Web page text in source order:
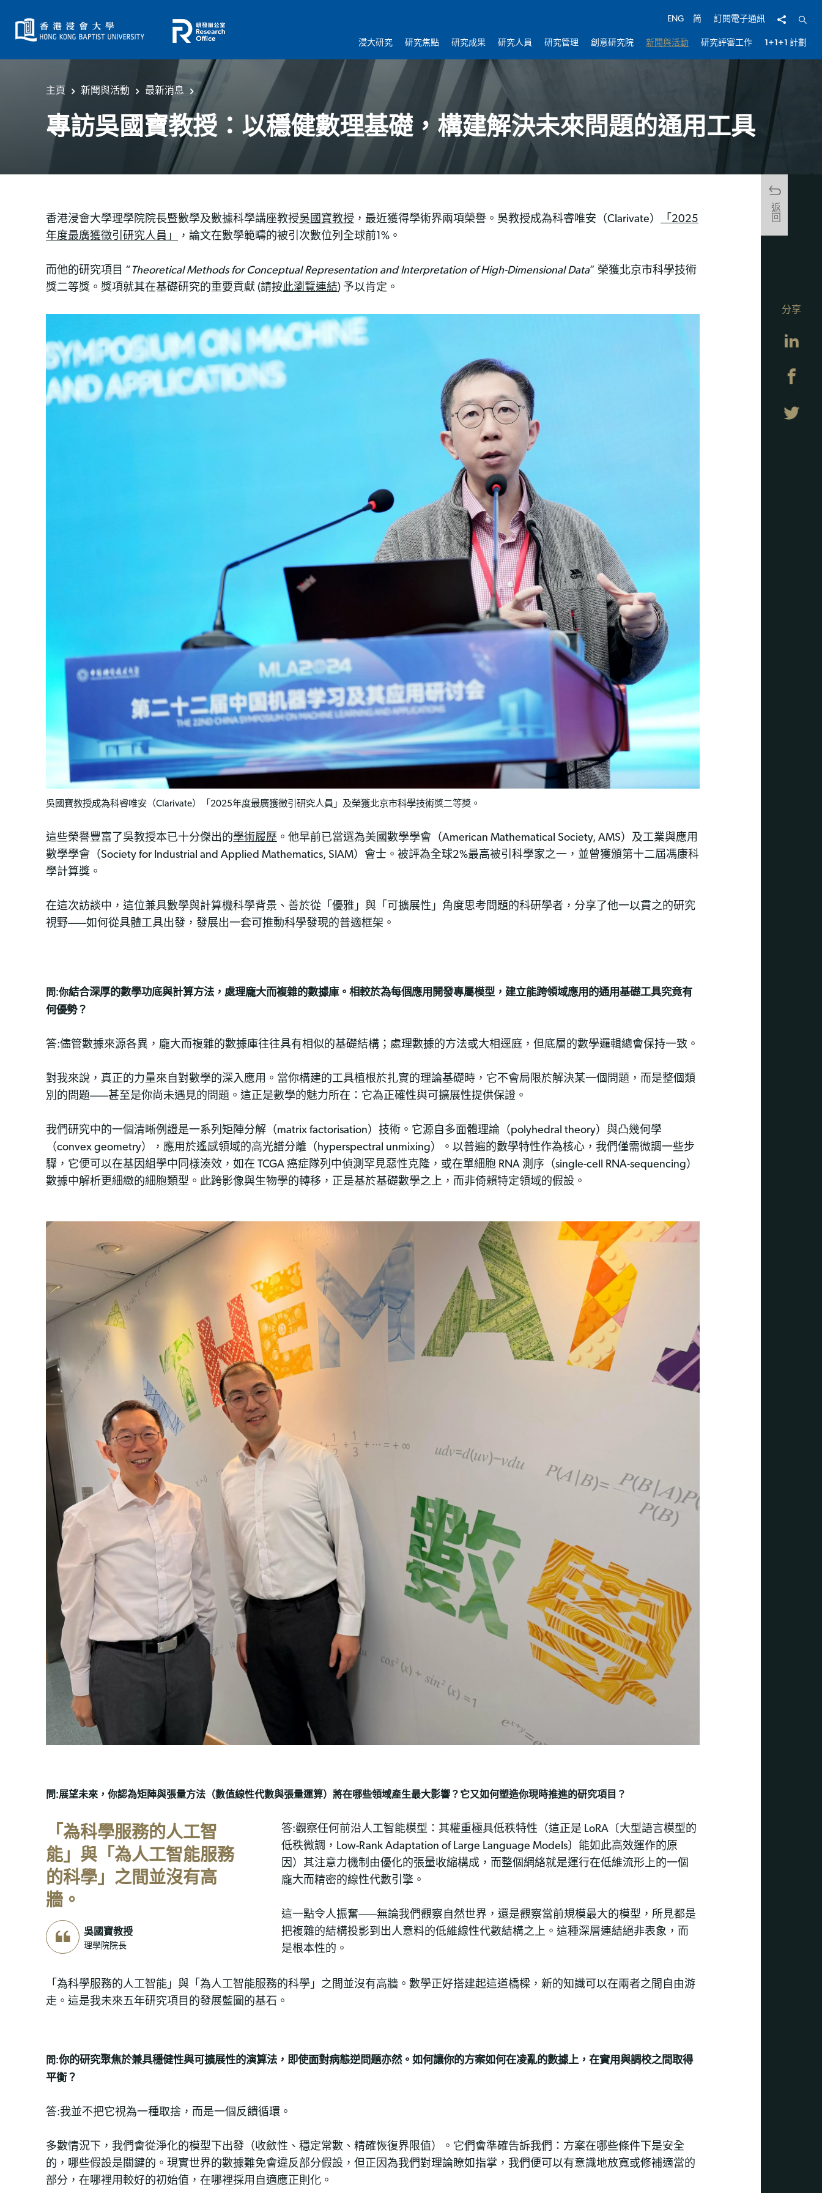
ENG 简 訂閱電子通訊 分享 開啟
浸大研究 研究焦點 研究成果 研究人員 研究管理 創意研究院 新聞與活動 研究評審工作 1+1+1 計劃
主頁 新聞與活動 最新消息
專訪吳國寶教授：以穩健數理基礎，構建解決未來問題的通用工具
返回
香港浸會大學理學院院長暨數學及數據科學講座教授吳國寶教授 ，最近獲得學術界兩項榮譽。吳教授成為科睿唯安（Clarivate）
「2025
年度最廣獲徵引研究人員」
，論文在數學範疇的被引次數位列全球前1%。
而他的研究項目 “ Theoretical Methods for Conceptual Representation and Interpretation of High-Dimensional Data” 榮獲北京市科學技術
獎二等獎。獎項就其在基礎研究的重要貢獻 (請按此瀏覽連結) 予以肯定。
吳國寶教授成為科睿唯安（Clarivate）「2025年度最廣獲徵引研究人員」及榮獲北京市科學技術獎二等獎。
這些榮譽豐富了吳教授本已十分傑出的學術履歷 。他早前已當選為美國數學學會（American Mathematical Society, AMS）及工業與應用
數學學會（Society for Industrial and Applied Mathematics, SIAM）會士。被評為全球2%最高被引科學家之一，並曾獲頒第十二屆馮康科
學計算獎。
在這次訪談中，這位兼具數學與計算機科學背景、善於從「優雅」與「可擴展性」角度思考問題的科研學者，分享了他一以貫之的研究
視野——如何從具體工具出發，發展出一套可推動科學發現的普適框架。
問:你結合深厚的數學功底與計算方法，處理龐大而複雜的數據庫。相較於為每個應用開發專屬模型，建立能跨領域應用的通用基礎工具究竟有
何優勢？
答:儘管數據來源各異，龐大而複雜的數據庫往往具有相似的基礎結構；處理數據的方法或大相逕庭，但底層的數學邏輯總會保持一致。
對我來說，真正的力量來自對數學的深入應用。當你構建的工具植根於扎實的理論基礎時，它不會局限於解決某一個問題，而是整個類
別的問題——甚至是你尚未遇見的問題。這正是數學的魅力所在：它為正確性與可擴展性提供保證。
我們研究中的一個清晰例證是一系列矩陣分解（matrix factorisation）技術。它源自多面體理論（polyhedral theory）與凸幾何學
（convex geometry），應用於遙感領域的高光譜分離（hyperspectral unmixing）。以普遍的數學特性作為核心，我們僅需微調一些步
驟，它便可以在基因組學中同樣湊效，如在 TCGA 癌症隊列中偵測罕見惡性克隆，或在單細胞 RNA 測序（single-cell RNA-sequencing）
數據中解析更細緻的細胞類型。此跨影像與生物學的轉移，正是基於基礎數學之上，而非倚賴特定領域的假設。
問:展望未來，你認為矩陣與張量方法（數值線性代數與張量運算）將在哪些領域產生最大影響？它又如何塑造你現時推進的研究項目？
「為科學服務的人工智
能」與「為人工智能服務
的科學」之間並沒有高
牆。
吳國寶教授
理學院院長
答:觀察任何前沿人工智能模型：其權重極具低秩特性（這正是 LoRA〔大型語言模型的
低秩微調，Low-Rank Adaptation of Large Language Models〕能如此高效運作的原
因）其注意力機制由優化的張量收縮構成，而整個網絡就是運行在低維流形上的一個
龐大而精密的線性代數引擎。
這一點令人振奮——無論我們觀察自然世界，還是觀察當前規模最大的模型，所見都是
把複雜的結構投影到出人意料的低維線性代數結構之上。這種深層連結絕非表象，而
是根本性的。
「為科學服務的人工智能」與「為人工智能服務的科學」之間並沒有高牆。 數學正好搭建起這道橋樑，新的知識可以在兩者之間自由游
走。這是我未來五年研究項目的發展藍圖的基石。
問:你的研究聚焦於兼具穩健性與可擴展性的演算法，即使面對病態逆問題亦然。如何讓你的方案如何在凌亂的數據上，在實用與調校之間取得
平衡？
答:我並不把它視為一種取捨，而是一個反饋循環。
多數情況下，我們會從淨化的模型下出發（收斂性、穩定常數、精確恢復界限值）。它們會準確告訴我們：方案在哪些條件下是安全
的，哪些假設是關鍵的。現實世界的數據難免會違反部分假設，但正因為我們對理論瞭如指掌，我們便可以有意識地放寬或修補適當的
部分，在哪裡用較好的初始值，在哪裡採用自適應正則化。
分享